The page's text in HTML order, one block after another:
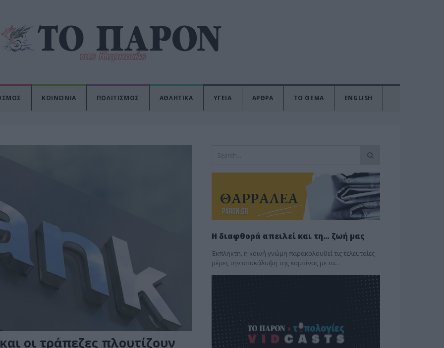
ΚΟΙΝΩΝΙΑ ΠΟΛΙΤΙΣΜΟΣ ΑΘΛΗΤΙΚΑ ΥΓΕΙΑ ΑΡΘΡΑ ΤΟ ΘΕΜΑ ENGLISH
οι τράπεζες πλουτίζουν
Η διαφθορά απειλεί και τη… ζωή μας
Έκπληκτη, η κοινή γνώμη παρακολουθεί τις τελευταίες
μέρες την αποκάλυψη της κο­μπίνας με τα…